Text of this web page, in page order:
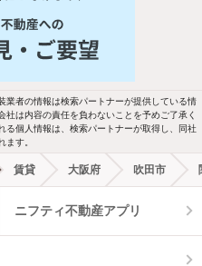
業者の情報は検索パートナーが提供している情
は内容の責任を負わないことを予めご了承く
る個人情報は、検索パートナーが取得し、同社
す。
賃貸 大阪府 吹田市
ニフティ不動産アプリ